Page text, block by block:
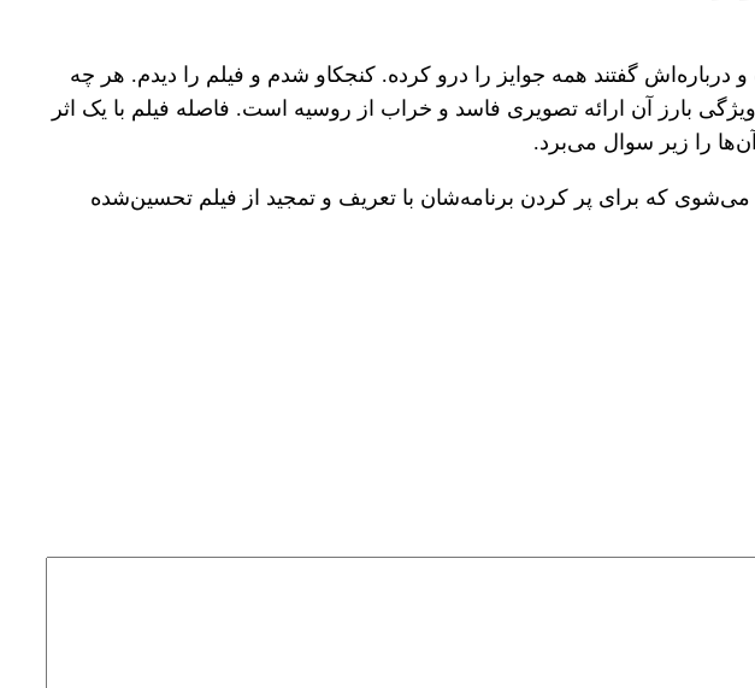
گفتند همه جوایز را درو کرده. کنجکاو شدم و فیلم را دیدم. هر چه
بارز آن ارائه تصویری فاسد و خراب از روسیه است. فاصله فیلم با یک اثر
را زیر سوال می‌برد.
می‌شوی که برای پر کردن برنامه‌‌شان با تعریف و تمجید از فیلم تحسین‌شده